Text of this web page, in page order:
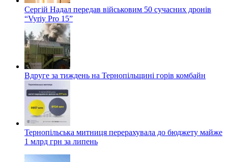
Сергій Надал передав військовим 50 сучасних дронів
“Vyriy Pro 15”
Вдруге за тиждень на Тернопільщині горів комбайн
Тернопільська митниця перерахувала до бюджету майже
1 млрд грн за липень